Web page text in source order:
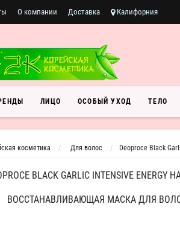
О компании Доставка Калифорния
ЛИЦО ОСОБЫЙ УХОД ТЕЛО
косметика Для волос Deoproce Black
BLACK GARLIC INTENSIVE
ВОССТАНАВЛИВАЮЩАЯ МАСКА ДЛЯ